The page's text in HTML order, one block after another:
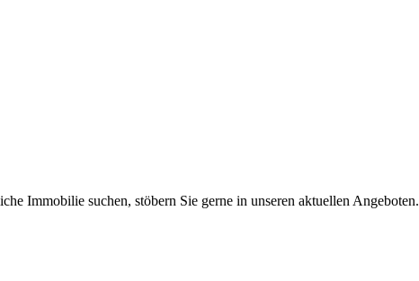
Immobilie suchen, stöbern Sie gerne in unseren aktuellen Angeboten.